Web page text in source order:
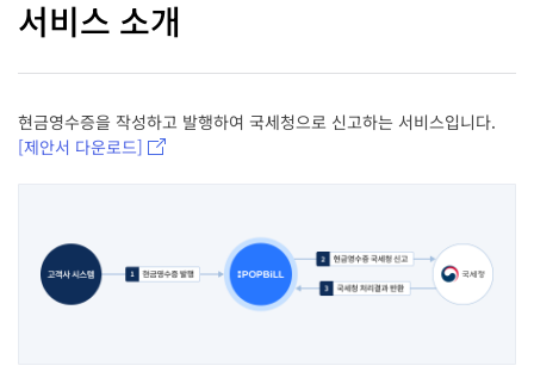
서비스 소개
현금영수증을 작성하고 발행하여 국세청으로 신고하는 서비스입니다.
[제안서 다운로드]